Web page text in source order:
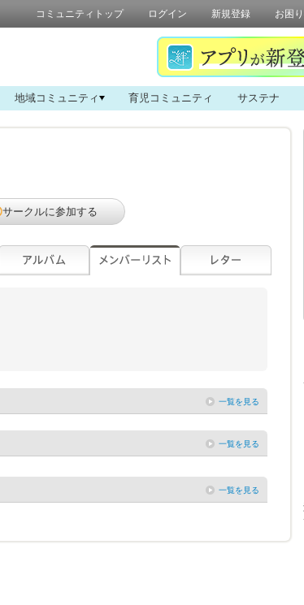
コミュニティトップ ログイン 新規登録 お困
地域コミュニティ 育児コミュニティ サステナ
サークルに参加する
一覧を見る
一覧を見る
一覧を見る